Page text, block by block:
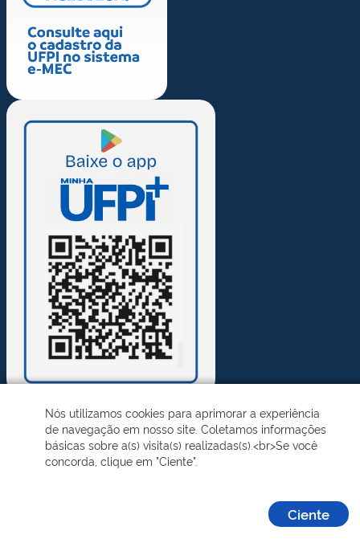
Desenvolvido pelo STI - Universidade Federal do Piauí
Nós utilizamos cookies para aprimorar a experiência
de navegação em nosso site. Coletamos informações
básicas sobre a(s) visita(s) realizadas(s).<br>Se você
concorda, clique em "Ciente".
Ciente